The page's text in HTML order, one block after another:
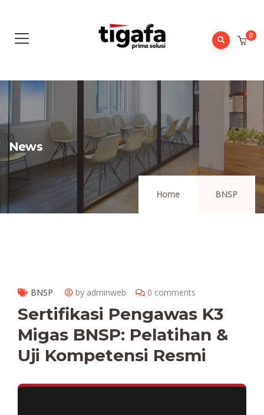
0
News
Home BNSP
BNSP by adminweb 0 comments
Sertifikasi Pengawas K3
Migas BNSP: Pelatihan &
Uji Kompetensi Resmi